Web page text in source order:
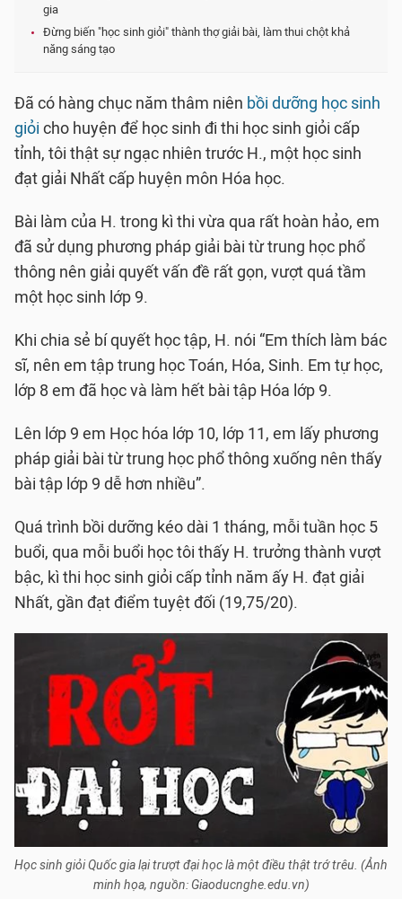
gia
Đừng biến "học sinh giỏi" thành thợ giải bài, làm thui chột khả
năng sáng tạo
Đã có hàng chục năm thâm niên bồi dưỡng học sinh
giỏi cho huyện để học sinh đi thi học sinh giỏi cấp
tỉnh, tôi thật sự ngạc nhiên trước H., một học sinh
đạt giải Nhất cấp huyện môn Hóa học.
Bài làm của H. trong kì thi vừa qua rất hoàn hảo, em
đã sử dụng phương pháp giải bài từ trung học phổ
thông nên giải quyết vấn đề rất gọn, vượt quá tầm
một học sinh lớp 9.
Khi chia sẻ bí quyết học tập, H. nói “Em thích làm bác
sĩ, nên em tập trung học Toán, Hóa, Sinh. Em tự học,
lớp 8 em đã học và làm hết bài tập Hóa lớp 9.
Lên lớp 9 em Học hóa lớp 10, lớp 11, em lấy phương
pháp giải bài từ trung học phổ thông xuống nên thấy
bài tập lớp 9 dễ hơn nhiều”.
Quá trình bồi dưỡng kéo dài 1 tháng, mỗi tuần học 5
buổi, qua mỗi buổi học tôi thấy H. trưởng thành vượt
bậc, kì thi học sinh giỏi cấp tỉnh năm ấy H. đạt giải
Nhất, gần đạt điểm tuyệt đối (19,75/20).
Học sinh giỏi Quốc gia lại trượt đại học là một điều thật trớ trêu. (Ảnh
minh họa, nguồn: Giaoducnghe.edu.vn)